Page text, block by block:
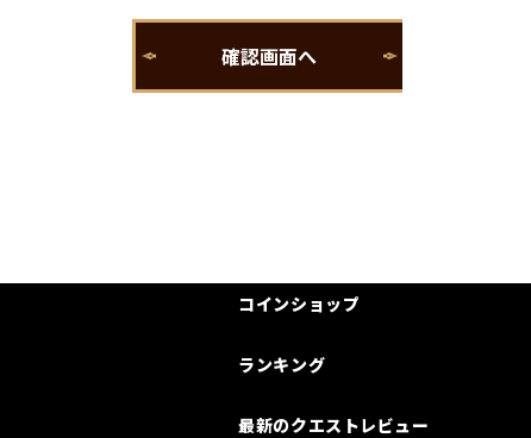
コインショップ
ランキング
最新のクエストレビュー